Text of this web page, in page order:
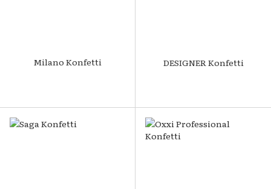
Milano Konfetti DESIGNER Konfetti